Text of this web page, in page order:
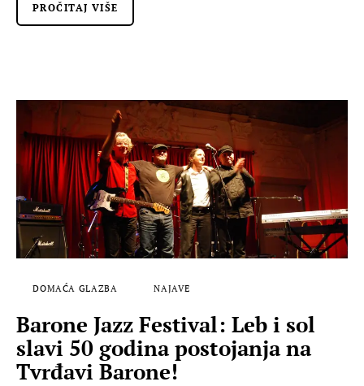
PROČITAJ VIŠE
DOMAĆA GLAZBA NAJAVE
Barone Jazz Festival: Leb i sol
slavi 50 godina postojanja na
Tvrđavi Barone!